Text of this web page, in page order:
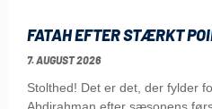
FATAH EFTER STÆRKT
7. AUGUST 2026
Stolthed! Det er det, der fylder